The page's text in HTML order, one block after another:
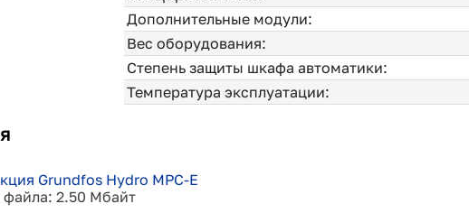
Дополнительные модули:
Вес оборудования:
Степень защиты шкафа автоматики:
Температура эксплуатации:
Grundfos Hydro MPC-E
файла: 2.50 Мбайт